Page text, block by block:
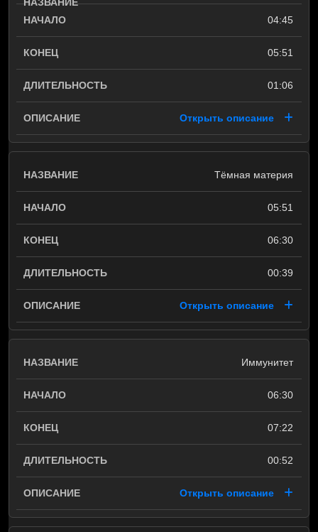
04:45
05:51
01:06
Открыть описание
Тёмная материя
05:51
06:30
00:39
Открыть описание
Иммунитет
06:30
07:22
00:52
Открыть описание